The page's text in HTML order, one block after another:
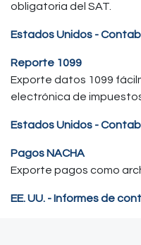
obligatoria del SAT.
Estados Unidos -
Reporte 1099
Exporte datos 1099
electrónica de
Estados Unidos -
Pagos NACHA
Exporte pagos como
EE. UU. - Informes de